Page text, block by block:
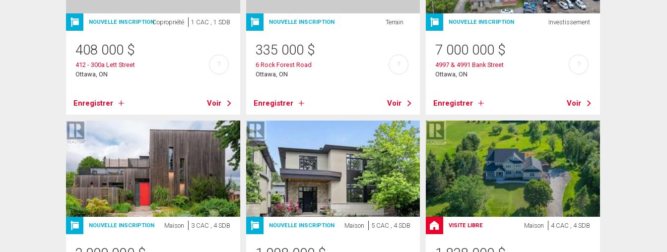
NOUVELLE INSCRIPTIONCopropriété 1 CAC , 1 SDB
408 000 $
412 - 300a Lett Street
Ottawa, ON
Enregistrer Voir
?
NOUVELLE INSCRIPTION Terrain
335 000 $
6 Rock Forest Road
Ottawa, ON
Enregistrer Voir
?
NOUVELLE INSCRIPTION Investissement
7 000 000 $
4997 & 4991 Bank Street
Ottawa, ON
Enregistrer Voir
?
NOUVELLE INSCRIPTION Maison 3 CAC , 4 SDB NOUVELLE INSCRIPTION Maison 5 CAC , 4 SDB VISITE LIBRE Maison 4 CAC , 4 SDB